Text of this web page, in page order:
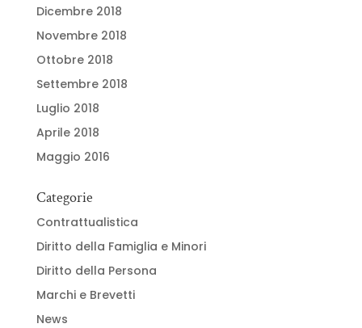
Dicembre 2018
Novembre 2018
Ottobre 2018
Settembre 2018
Luglio 2018
Aprile 2018
Maggio 2016
Categorie
Contrattualistica
Diritto della Famiglia e Minori
Diritto della Persona
Marchi e Brevetti
News